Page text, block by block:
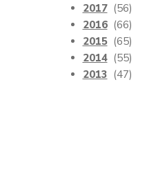
2017 (56)
2016 (66)
2015 (65)
2014 (55)
2013 (47)